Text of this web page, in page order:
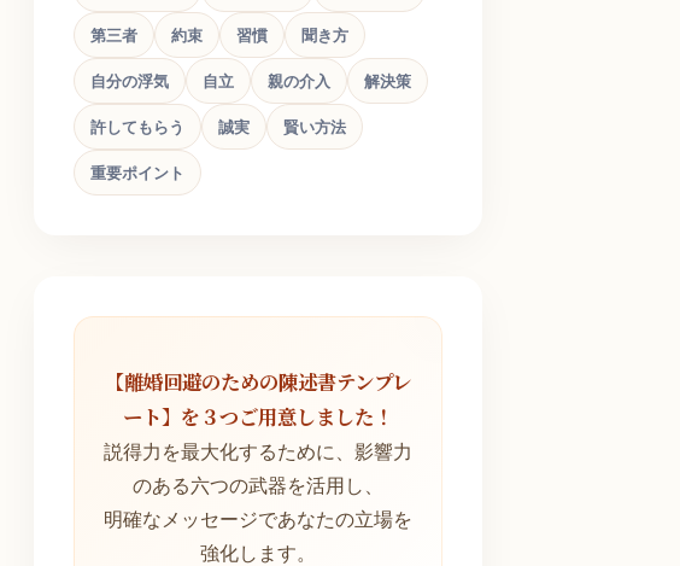
第三者 約束 習慣 聞き方
自分の浮気 自立 親の介入 解決策
許してもらう 誠実 賢い方法
重要ポイント
【離婚回避のための陳述書テンプレ
ート】を３つご用意しました！
説得力を最大化するために、影響力
のある六つの武器を活用し、
明確なメッセージであなたの立場を
強化します。